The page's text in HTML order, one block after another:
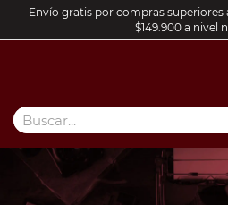
Envío gratis por compras superiores
$149.900 a nivel